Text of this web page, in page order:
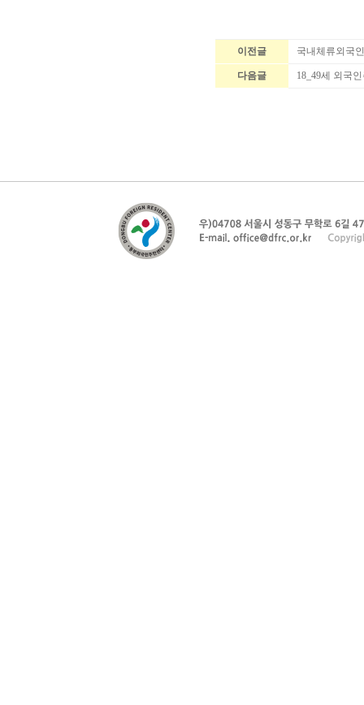
이전글 국내체류외국
다음글 18_49세 외국